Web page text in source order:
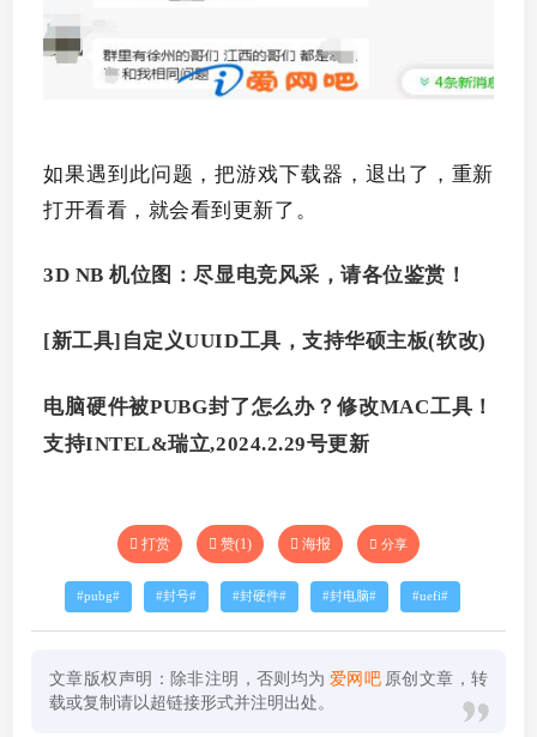
如果遇到此问题，把游戏下载器，退出了，重新
打开看看，就会看到更新了。
3D NB 机位图：尽显电竞风采，请各位鉴赏！
[新工具]自定义UUID工具，支持华硕主板(软改)
电脑硬件被PUBG封了怎么办？修改MAC工具！
支持INTEL&瑞立,2024.2.29号更新
打赏 赞(1) 海报 分享
pubg 封号 封硬件 封电脑 uefi
文章版权声明：除非注明，否则均为 爱网吧 原创文章，转
载或复制请以超链接形式并注明出处。